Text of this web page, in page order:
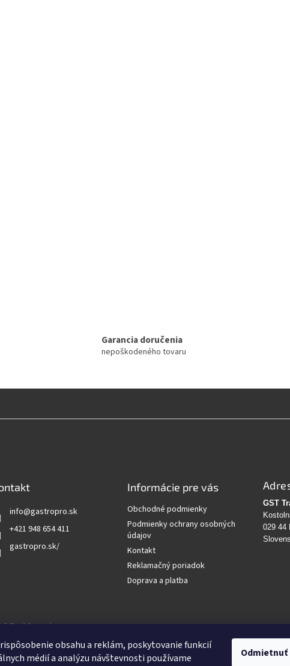
obsahu a reklám, poskytovanie funkcií
médií a analýzu návštevnosti používame
Odmietnuť
Garancia doručenia
nepoškodeného tovaru
info@gastropro.sk
+421 948 654 411
gastropro.sk/
Informácie pre vás
Obchodné podmienky
Podmienky ochrany osobných
údajov
Kontakt
Reklamačný poriadok
Doprava a platba
GST
029 44
HĽADAŤ